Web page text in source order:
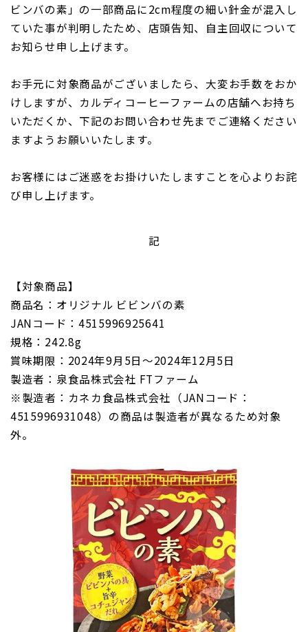
ビンバの素」の一部商品に2cm程度の細い針金が混入し
ていた事が判明したため、店頭告知、自主回収について
お知らせ申し上げます。
お手元に対象商品がございましたら、大変お手数をおか
けしますが、カルディコーヒーファームの店舗へお持ち
いただくか、下記のお問い合わせ先までご連絡ください
ますようお願いいたします。
お客様にはご迷惑をお掛けいたしますことを心よりお詫
び申し上げます。
記
【対象商品】
商品名： オリジナル ビビンバの素
JANコード： 4515996925641
規格：242.8g
賞味期限：2024年9月5日～2024年12月5日
製造者：泉食品株式会社 FTファーム
※製造者：カネカ食品株式会社（JANコード：
4515996931048）の商品は製造者が異なるため対象
外。